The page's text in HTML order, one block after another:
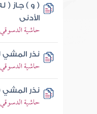
( و ) جاز (
الأدنى
حاشية
نذر
حاشية
نذر المشي
حاشية